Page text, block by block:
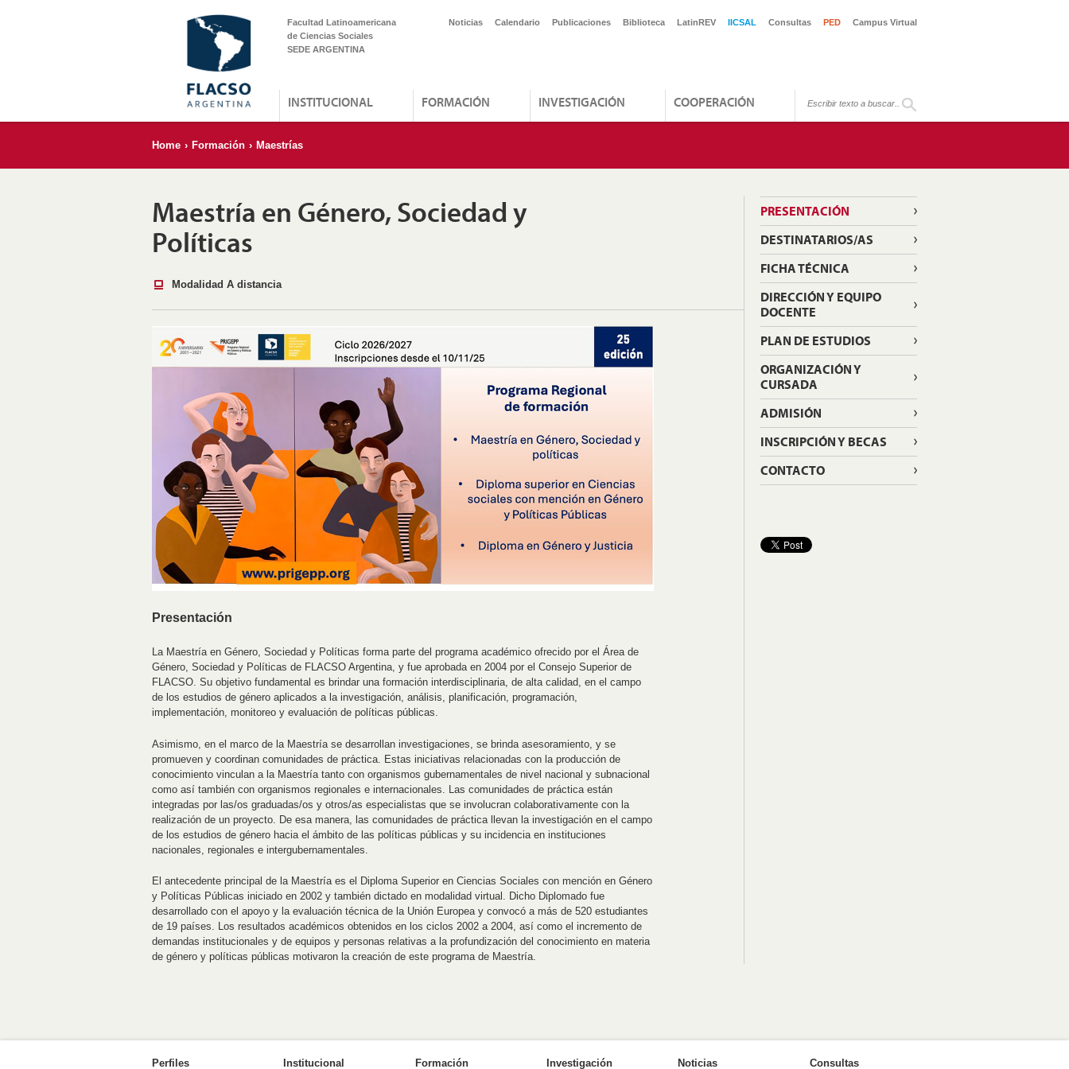
Facultad Latinoamericana
de Ciencias Sociales
SEDE ARGENTINA
Noticias Calendario Publicaciones Biblioteca LatinREV IICSAL Consultas PED Campus Virtual
INSTITUCIONAL FORMACIÓN INVESTIGACIÓN COOPERACIÓN
Home › Formación › Maestrías
Maestría en Género, Sociedad y
Políticas
Modalidad A distancia
Presentación
La Maestría en Género, Sociedad y Políticas forma parte del programa académico ofrecido por el Área de
Género, Sociedad y Políticas de FLACSO Argentina, y fue aprobada en 2004 por el Consejo Superior de
FLACSO. Su objetivo fundamental es brindar una formación interdisciplinaria, de alta calidad, en el campo
de los estudios de género aplicados a la investigación, análisis, planificación, programación,
implementación, monitoreo y evaluación de políticas públicas.
Asimismo, en el marco de la Maestría se desarrollan investigaciones, se brinda asesoramiento, y se
promueven y coordinan comunidades de práctica. Estas iniciativas relacionadas con la producción de
conocimiento vinculan a la Maestría tanto con organismos gubernamentales de nivel nacional y subnacional
como así también con organismos regionales e internacionales. Las comunidades de práctica están
integradas por las/os graduadas/os y otros/as especialistas que se involucran colaborativamente con la
realización de un proyecto. De esa manera, las comunidades de práctica llevan la investigación en el campo
de los estudios de género hacia el ámbito de las políticas públicas y su incidencia en instituciones
nacionales, regionales e intergubernamentales.
El antecedente principal de la Maestría es el Diploma Superior en Ciencias Sociales con mención en Género
y Políticas Públicas iniciado en 2002 y también dictado en modalidad virtual. Dicho Diplomado fue
desarrollado con el apoyo y la evaluación técnica de la Unión Europea y convocó a más de 520 estudiantes
de 19 países. Los resultados académicos obtenidos en los ciclos 2002 a 2004, así como el incremento de
demandas institucionales y de equipos y personas relativas a la profundización del conocimiento en materia
de género y políticas públicas motivaron la creación de este programa de Maestría.
PRESENTACIÓN
DESTINATARIOS/AS
FICHA TÉCNICA
DIRECCIÓN Y EQUIPO
DOCENTE
PLAN DE ESTUDIOS
ORGANIZACIÓN Y
CURSADA
ADMISIÓN
INSCRIPCIÓN Y BECAS
CONTACTO
Perfiles Institucional Formación Investigación Noticias Consultas